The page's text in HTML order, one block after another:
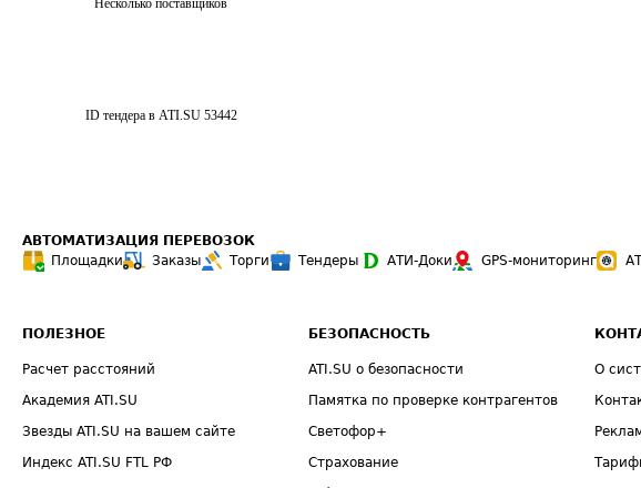
Несколько поставщиков
ID тендера в ATI.SU 53442
АВТОМАТИЗАЦИЯ ПЕРЕВОЗОК
Площадки
Заказы Торги Тендеры АТИ-Доки GPS-мониторинг
ПОЛЕЗНОЕ
Расчет расстояний
Академия ATI.SU
Звезды ATI.SU на вашем сайте
Индекс ATI.SU FTL РФ
БЕЗОПАСНОСТЬ
ATI.SU о безопасности
Памятка по проверке контрагентов
Светофор+
Страхование
О